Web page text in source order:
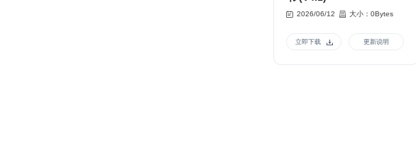
2026/06/12 大小：0Bytes
立即下载 更新说明